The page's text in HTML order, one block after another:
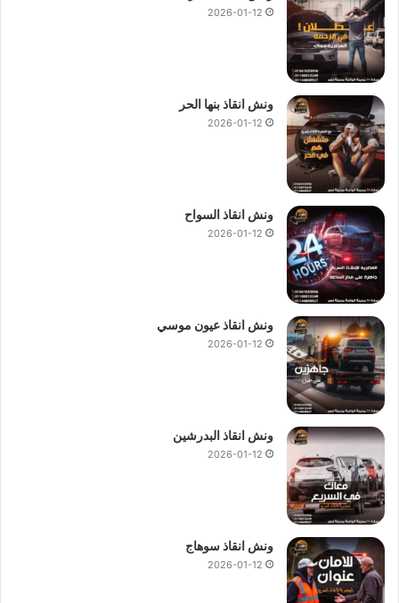
2026-01-12
ونش انقاذ بنها الحر
2026-01-12
ونش انقاذ السواح
2026-01-12
ونش انقاذ عيون موسي
2026-01-12
ونش انقاذ البدرشين
2026-01-12
ونش انقاذ سوهاج
2026-01-12